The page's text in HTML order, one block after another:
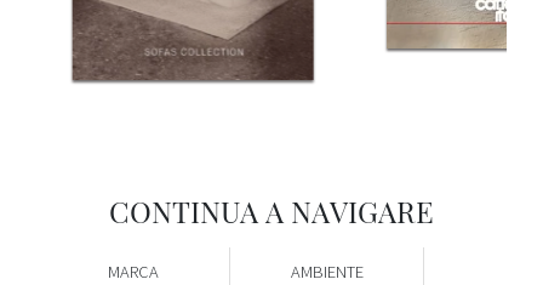
CONTINUA A NAVIGARE
MARCA AMBIENTE